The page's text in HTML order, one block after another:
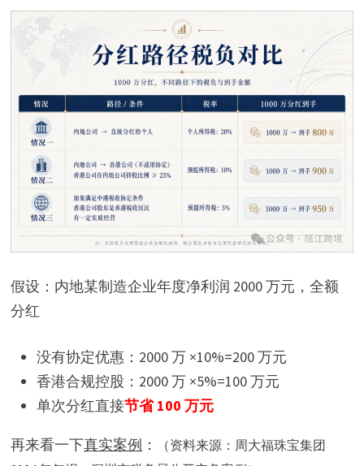
假设：内地某制造企业年度净利润 2000 万元，全额
分红
没有协定优惠：2000 万 ×10%=200 万元
香港合规控股：2000 万 ×5%=100 万元
单次分红直接节省 100 万元
再来看一下真实案例 ：
（资料来源：周大福珠宝集团